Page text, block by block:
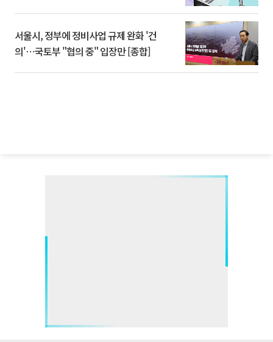
서울시, 정부에 정비사업 규제 완화 '건
의'⋯국토부 "협의 중" 입장만 [종합]